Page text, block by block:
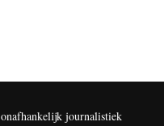
journalistiek